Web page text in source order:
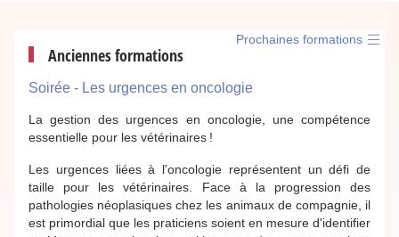
Anciennes formations
Prochaines formations
Soirée - Les urgences en oncologie
La gestion des urgences en oncologie, une compétence
essentielle pour les vétérinaires !
Les urgences liées à l'oncologie représentent un défi de
taille pour les vétérinaires. Face à la progression des
pathologies néoplasiques chez les animaux de compagnie, il
est primordial que les praticiens soient en mesure d'identifier